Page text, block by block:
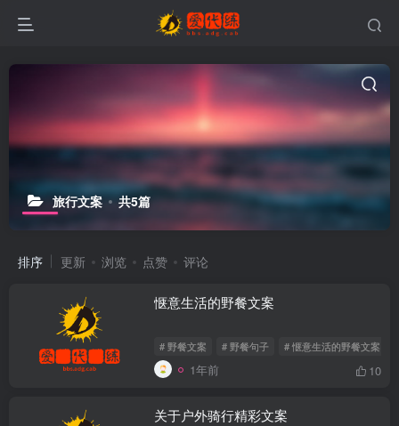
旅行文案 共5篇
排序 更新 浏览 点赞 评论
惬意生活的野餐文案
# 野餐文案 # 野餐句子 # 惬意生活的野餐文案
1年前 10
关于户外骑行精彩文案